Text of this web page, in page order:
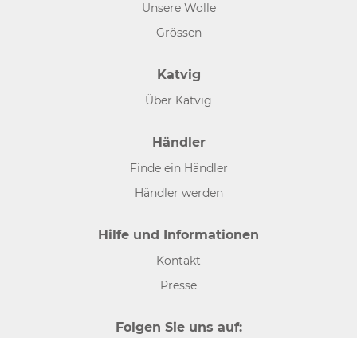
Unsere Wolle
Grössen
Katvig
Über Katvig
Händler
Finde ein Händler
Händler werden
Hilfe und Informationen
Kontakt
Presse
Folgen Sie uns auf: